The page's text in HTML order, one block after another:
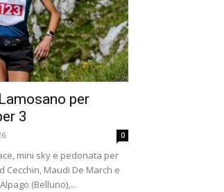
per
3
0
mini sky e pedonata per
Cecchin, Maudi De March e
(Belluno),...